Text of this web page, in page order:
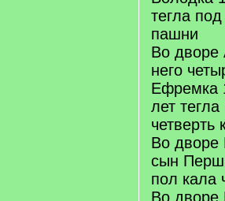
тегла
пашни
Во дворе
него
Ефремка
лет
четверть
Во дворе
сын
пол кала
Во дворе